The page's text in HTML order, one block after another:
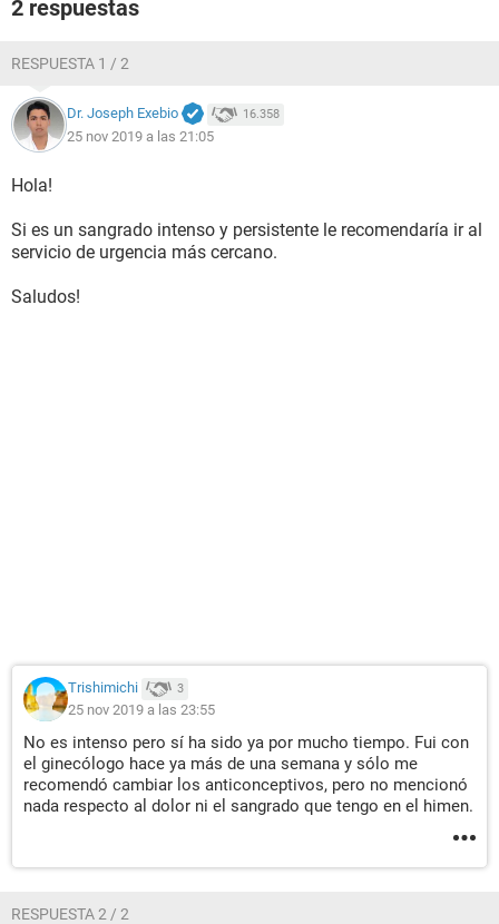
2 respuestas
RESPUESTA 1 / 2
Dr. Joseph Exebio 16.358
25 nov 2019 a las 21:05
Hola!
Si es un sangrado intenso y persistente le recomendaría ir al
servicio de urgencia más cercano.
Saludos!
Trishimichi 3
25 nov 2019 a las 23:55
No es intenso pero sí ha sido ya por mucho tiempo. Fui con
el ginecólogo hace ya más de una semana y sólo me
recomendó cambiar los anticonceptivos, pero no mencionó
nada respecto al dolor ni el sangrado que tengo en el himen.
RESPUESTA 2 / 2